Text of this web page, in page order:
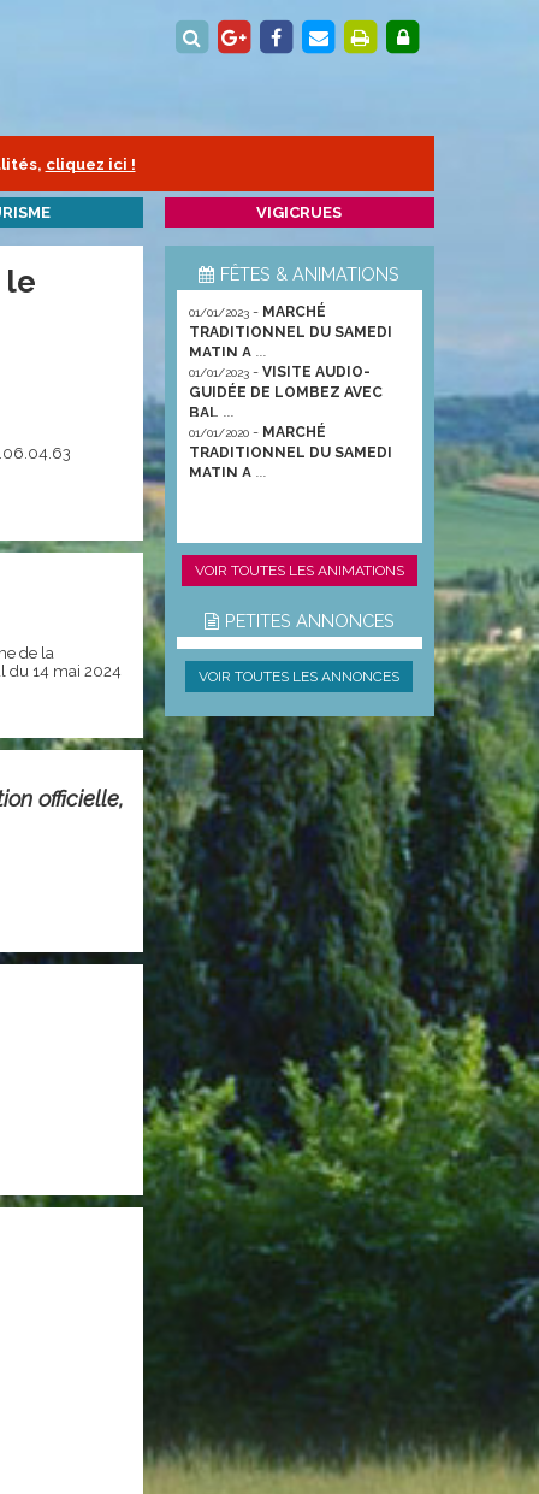
cliquez ici !
VIGICRUES
le
de la
du 14 mai 2024
officielle,
FÊTES & ANIMATIONS
01/01/2023- MARCHÉ
TRADITIONNEL DU SAMEDI
MATIN A ...
01/01/2023- VISITE AUDIO-
GUIDÉE DE LOMBEZ AVEC
BAL ...
01/01/2020- MARCHÉ
TRADITIONNEL DU SAMEDI
MATIN A ...
VOIR TOUTES LES ANIMATIONS
PETITES ANNONCES
VOIR TOUTES LES ANNONCES